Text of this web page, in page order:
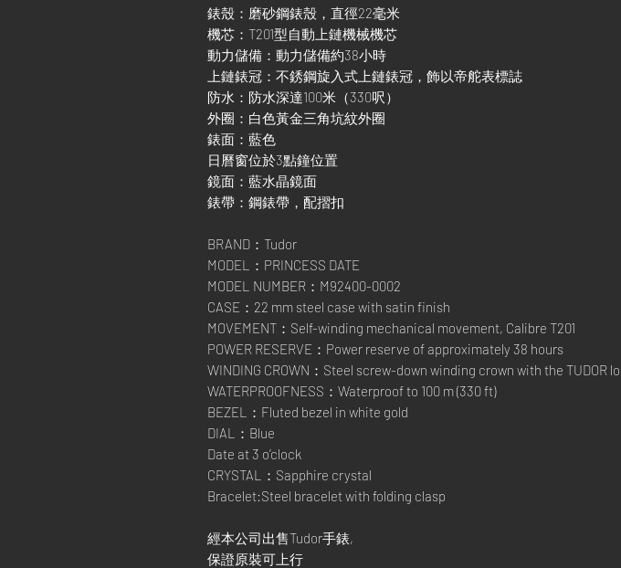
錶殼：磨砂鋼錶殼，直徑22毫米
機芯：T201型自動上鏈機械機芯
動力儲備：動力儲備約38小時
上鏈錶冠：不銹鋼旋入式上鏈錶冠，飾以帝舵表標誌
防水：防水深達100米（330呎）
外圈：白色黃金三角坑紋外圈
錶面：藍色
日曆窗位於3點鐘位置
鏡面：藍水晶鏡面
錶帶：鋼錶帶，配摺扣
BRAND：Tudor
MODEL：PRINCESS DATE
MODEL NUMBER：M92400-0002
CASE：22 mm steel case with satin finish
MOVEMENT：Self-winding mechanical movement, Calibre T201
POWER RESERVE：Power reserve of approximately 38 hours
WINDING CROWN：Steel screw-down winding crown with the TUDOR
WATERPROOFNESS：Waterproof to 100 m (330 ft)
BEZEL：Fluted bezel in white gold
DIAL：Blue
Date at 3 o’clock
CRYSTAL：Sapphire crystal
Bracelet:Steel bracelet with folding clasp
經本公司出售Tudor手錶,
保證原裝可上行